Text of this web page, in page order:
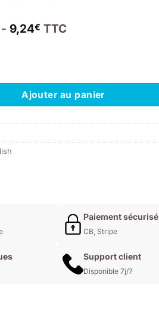
9,24€ TTC
Ajouter au panier
Paiement sécurisé
CB, Stripe
Support client
Disponible 7j/7